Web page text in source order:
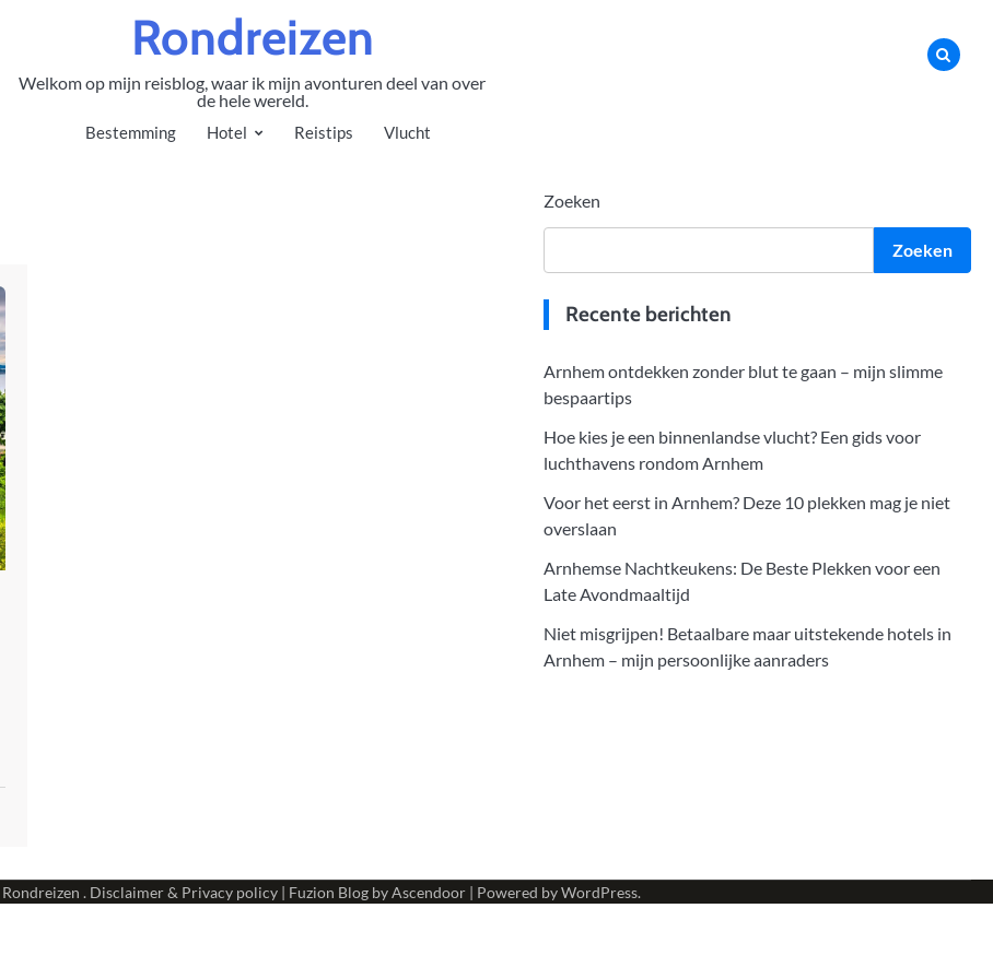
Rondreizen
Welkom op mijn reisblog, waar ik mijn avonturen deel van over
de hele wereld.
Bestemming Hotel Reistips Vlucht
Zoeken
Zoeken
Recente berichten
Arnhem ontdekken zonder blut te gaan – mijn slimme
bespaartips
Hoe kies je een binnenlandse vlucht? Een gids voor
luchthavens rondom Arnhem
Voor het eerst in Arnhem? Deze 10 plekken mag je niet
overslaan
Arnhemse Nachtkeukens: De Beste Plekken voor een
Late Avondmaaltijd
Niet misgrijpen! Betaalbare maar uitstekende hotels in
Arnhem – mijn persoonlijke aanraders
Rondreizen . Disclaimer & Privacy policy| Fuzion Blog byAscendoor| Powered byWordPress.